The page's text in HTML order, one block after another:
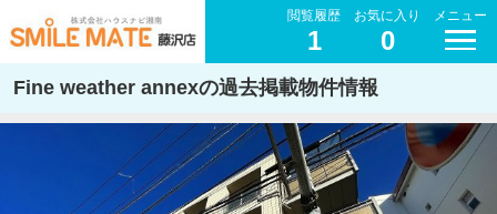
閲覧履歴
1
お気に入り
0
メニュー
Fine weather annexの過去掲載物件情報